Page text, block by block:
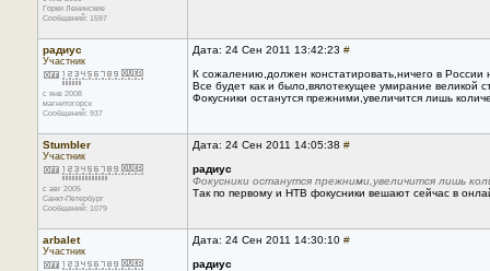
Горки Ленинские
Сообщений: 1597
радиус
Участник
с янв 2008
магнитогорск
Сообщений: 937
Дата: 24 Сен 2011 13:42:23 #
К сожалению,должен констатировать,ничего в России
Все будет как и было,вялотекущее умирание великой
Фокусники останутся прежними,увеличится лишь
Stumbler
Участник
с авг 2005
Санкт-Петербург
Сообщений: 1079
Дата: 24 Сен 2011 14:05:38 #
радиус
Фокусники останутся прежними,увеличится лишь
Так по первому и НТВ фокусники вешают сейчас в
arbalet
Участник
Дата: 24 Сен 2011 14:30:10 #
радиус